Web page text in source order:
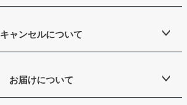
キャンセルについて
お届けについて